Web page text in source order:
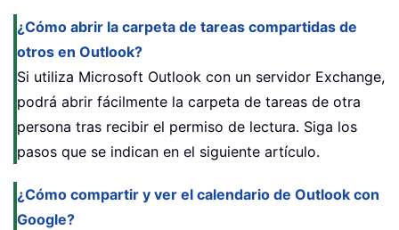
¿Cómo abrir la carpeta de tareas compartidas de
otros en Outlook?
Si utiliza Microsoft Outlook con un servidor Exchange,
podrá abrir fácilmente la carpeta de tareas de otra
persona tras recibir el permiso de lectura. Siga los
pasos que se indican en el siguiente artículo.
¿Cómo compartir y ver el calendario de Outlook con
Google?